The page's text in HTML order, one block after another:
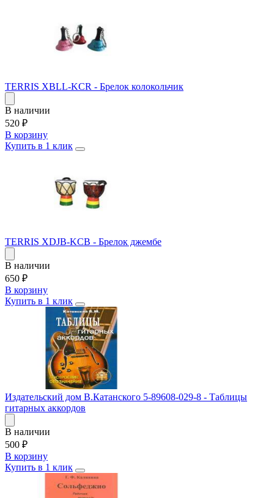
TERRIS XBLL-KCR - Брелок колокольчик
В наличии
520 ₽
В корзину
Купить в 1 клик
TERRIS XDJB-KCB - Брелок джембе
В наличии
650 ₽
В корзину
Купить в 1 клик
Издательский дом В.Катанского 5-89608-029-8 - Таблицы
гитарных аккордов
В наличии
500 ₽
В корзину
Купить в 1 клик